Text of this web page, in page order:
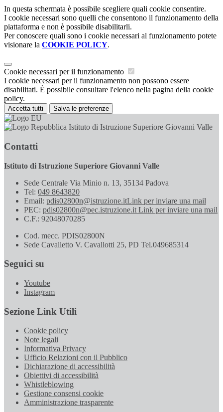
In questa schermata è possibile scegliere quali cookie consentire.
I cookie necessari sono quelli che consentono il funzionamento della
piattaforma e non è possibile disabilitarli.
Per conoscere quali sono i cookie necessari al funzionamento potete
visionare la COOKIE POLICY.
Cookie necessari per il funzionamento
I cookie necessari per il funzionamento non possono essere
disabilitati. È possibile consultare l'elenco nella pagina della cookie
policy.
Accetta tutti Salva le preferenze
Istituto di Istruzione Superiore Giovanni Valle
Contatti
Istituto di Istruzione Superiore Giovanni Valle
Sede Centrale Via Minio n. 13, 35134 Padova
Tel: 049 8643820
Email: pdis02800n@istruzione.itLink per inviare una mail
PEC: pdis02800n@pec.istruzione.it Link per inviare una mail
C.F.: 92048070285
Cod. mecc. PDIS02800N
Sede Cavalletto V. Cavallotti 25, PD Tel.049685314
Seguici su
Youtube
Instagram
Sezione Link Utili
Cookie policy
Note legali
Informativa Privacy
Ufficio Relazioni con il Pubblico
Dichiarazione di accessibilità
Obiettivi di accessibilità
Whistleblowing
Gestione consensi cookie
Amministrazione trasparente